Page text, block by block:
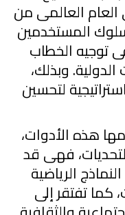
العام العالمى من
المستخدمين
توجيه الخطاب
وبذلك،
لتحسين
هذه الأدوات،
فهى قد
الرياضية
كما تفتقر إلى